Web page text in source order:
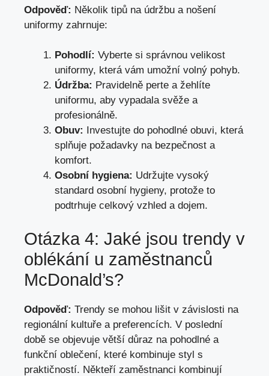
Odpověď: Několik tipů na údržbu a nošení
uniformy zahrnuje:
Pohodlí: Vyberte si správnou velikost
uniformy, která vám umožní volný pohyb.
Údržba: Pravidelně perte a žehlíte
uniformu, aby vypadala svěže a
profesionálně.
Obuv: Investujte do pohodlné obuvi, která
splňuje požadavky na bezpečnost a
komfort.
Osobní hygiena: Udržujte vysoký
standard osobní hygieny, protože to
podtrhuje celkový vzhled a dojem.
Otázka 4: Jaké jsou trendy v
oblékání u zaměstnanců
McDonald’s?
Odpověď: Trendy se mohou lišit v závislosti na
regionální kultuře a preferencích. V poslední
době se objevuje větší důraz na pohodlné a
funkční oblečení, které kombinuje styl s
praktičností. Někteří zaměstnanci kombinují